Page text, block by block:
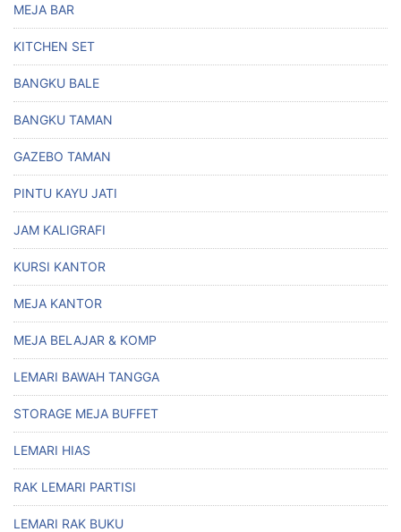
MEJA BAR
KITCHEN SET
BANGKU BALE
BANGKU TAMAN
GAZEBO TAMAN
PINTU KAYU JATI
JAM KALIGRAFI
KURSI KANTOR
MEJA KANTOR
MEJA BELAJAR & KOMP
LEMARI BAWAH TANGGA
STORAGE MEJA BUFFET
LEMARI HIAS
RAK LEMARI PARTISI
LEMARI RAK BUKU